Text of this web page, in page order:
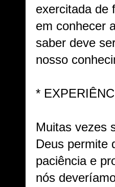
exercitada de
em conhecer
saber deve
nosso
*
Muitas vezes
Deus permite
paciência e
nós